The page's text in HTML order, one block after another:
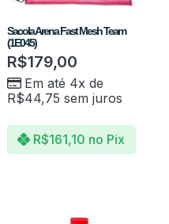
Sacola Arena Fast Mesh Team
(1E045)
R$179,00
Em até 4x de
R$44,75 sem juros
R$161,10 no Pix